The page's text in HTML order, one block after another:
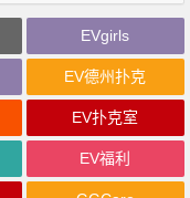
EVgirls
EV德州扑克
EV扑克室
EV福利